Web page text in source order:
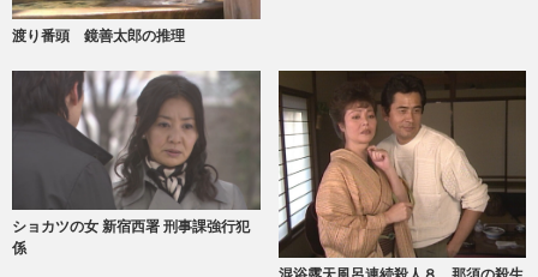
渡り番頭 鏡善太郎の推理
ショカツの女 新宿西署 刑事課強行犯
係